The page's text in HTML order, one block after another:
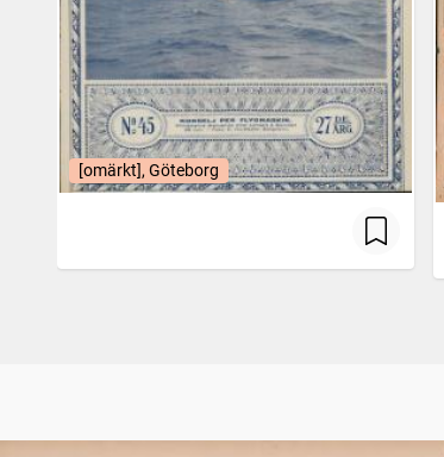
[omärkt], Göteborg